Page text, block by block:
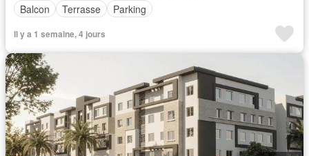
Balcon
Terrasse Parking
Il y a 1 semaine, 4 jours